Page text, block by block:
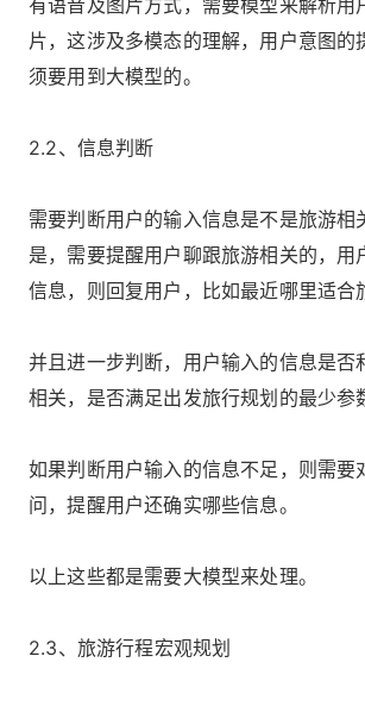
有语音及图片方式，需要模型来解析用
片，这涉及多模态的理解，用户意图的
须要用到大模型的。
2.2、信息判断
需要判断用户的输入信息是不是旅游相
是，需要提醒用户聊跟旅游相关的，用
信息，则回复用户，比如最近哪里适合
并且进一步判断，用户输入的信息是否
相关，是否满足出发旅行规划的最少参
如果判断用户输入的信息不足，则需要
问，提醒用户还确实哪些信息。
以上这些都是需要大模型来处理。
2.3、旅游行程宏观规划